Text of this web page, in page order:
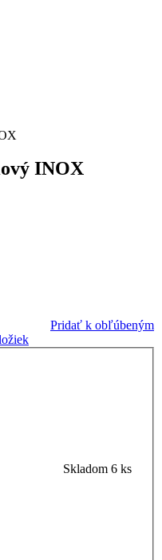
INOX
Pridať k obľúbeným
Skladom 6 ks